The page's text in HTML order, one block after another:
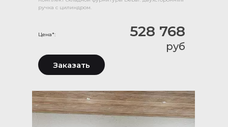
528 768
руб
Цена*:
ручка с цилиндром.
Заказать